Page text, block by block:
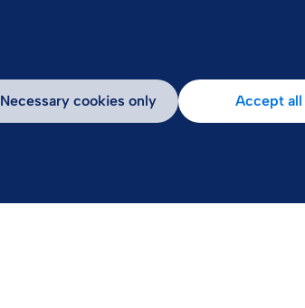
Necessary cookies only Accept all